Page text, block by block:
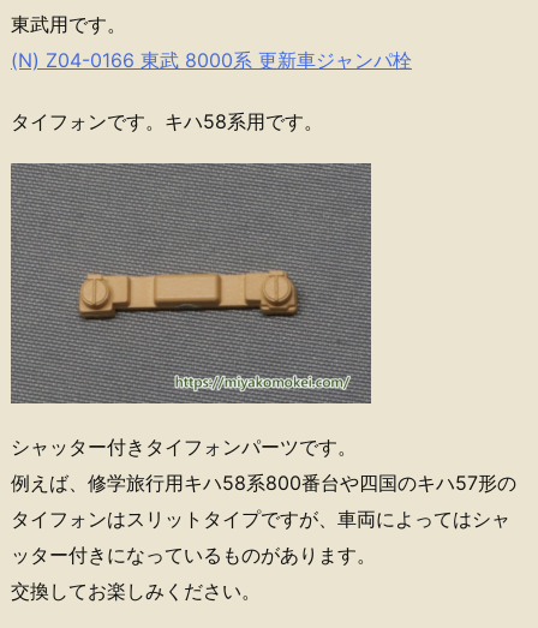
東武用です。
(N) Z04-0166 東武 8000系 更新車ジャンパ栓
タイフォンです。キハ58系用です。
シャッター付きタイフォンパーツです。
例えば、修学旅行用キハ58系800番台や四国のキハ57形の
タイフォンはスリットタイプですが、車両によってはシャ
ッター付きになっているものがあります。
交換してお楽しみください。